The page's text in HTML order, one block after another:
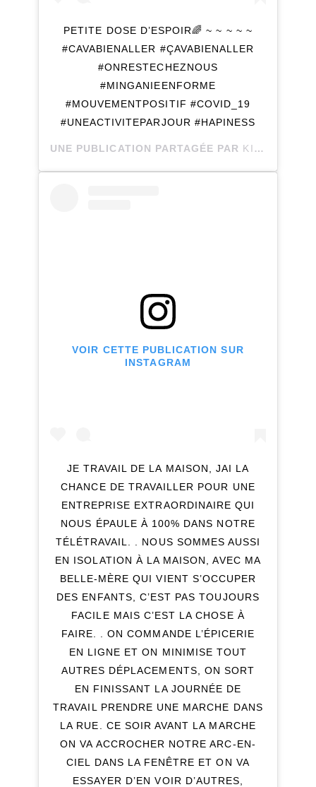
PETITE DOSE D’ESPOIR🌈 ~ ~ ~ ~ ~
#CAVABIENALLER #ÇAVABIENALLER
#ONRESTECHEZNOUS
#MINGANIEENFORME
#MOUVEMENTPOSITIF #COVID_19
#UNEACTIVITEPARJOUR #HAPINESS
UNE PUBLICATION PARTAGÉE PAR KIMBERLY THERIAULT
VOIR CETTE PUBLICATION SUR
INSTAGRAM
JE TRAVAIL DE LA MAISON, JAI LA
CHANCE DE TRAVAILLER POUR UNE
ENTREPRISE EXTRAORDINAIRE QUI
NOUS ÉPAULE À 100% DANS NOTRE
TÉLÉTRAVAIL. . NOUS SOMMES AUSSI
EN ISOLATION À LA MAISON, AVEC MA
BELLE-MÈRE QUI VIENT S’OCCUPER
DES ENFANTS, C’EST PAS TOUJOURS
FACILE MAIS C’EST LA CHOSE À
FAIRE. . ON COMMANDE L’ÉPICERIE
EN LIGNE ET ON MINIMISE TOUT
AUTRES DÉPLACEMENTS, ON SORT
EN FINISSANT LA JOURNÉE DE
TRAVAIL PRENDRE UNE MARCHE DANS
LA RUE. CE SOIR AVANT LA MARCHE
ON VA ACCROCHER NOTRE ARC-EN-
CIEL DANS LA FENÊTRE ET ON VA
ESSAYER D’EN VOIR D’AUTRES,